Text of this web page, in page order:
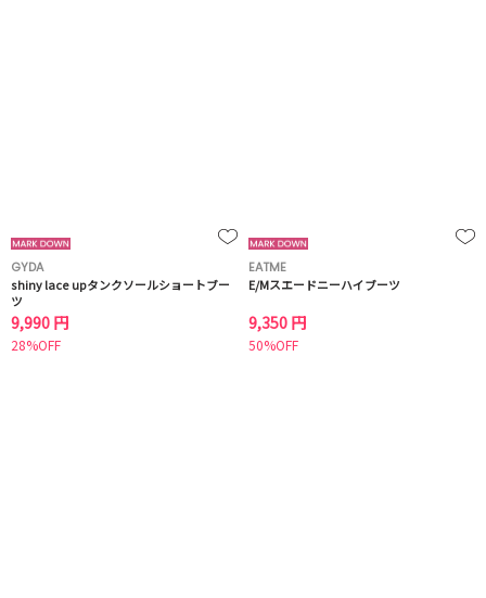
GYDA
shiny lace upタンクソールショートブー
ツ
9,990 円
28%OFF
EATME
E/Mスエードニーハイブーツ
9,350 円
50%OFF